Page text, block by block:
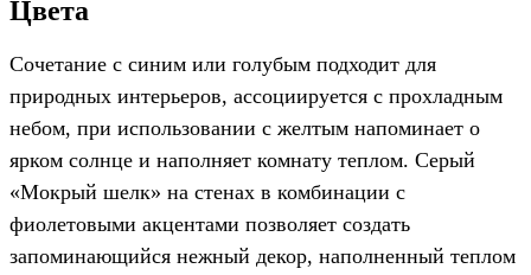
Цвета
Сочетание с синим или голубым подходит для
природных интерьеров, ассоциируется с прохладным
небом, при использовании с желтым напоминает о
ярком солнце и наполняет комнату теплом. Серый
«Мокрый шелк» на стенах в комбинации с
фиолетовыми акцентами позволяет создать
запоминающийся нежный декор, наполненный теплом